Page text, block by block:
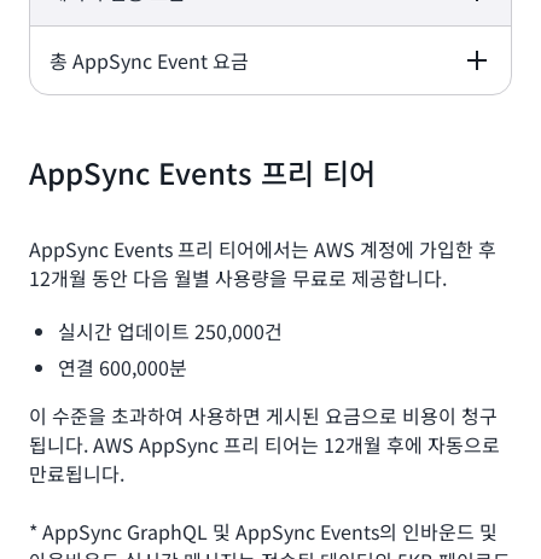
연결 1,000,000개 x 10분 x 1백만 분당 0.08 USD = 0.80
110,000 inbound messages x $1.00 per million
10TB는 무료)
총 AppSync Event 요금
AppSync Events 프리 티어
AppSync Events 프리 티어에서는 AWS 계정에 가입한 후
12개월 동안 다음 월별 사용량을 무료로 제공합니다.
실시간 업데이트 250,000건
연결 600,000분
이 수준을 초과하여 사용하면 게시된 요금으로 비용이 청구
됩니다. AWS AppSync 프리 티어는 12개월 후에 자동으로
만료됩니다.
* AppSync GraphQL 및 AppSync Events의 인바운드 및